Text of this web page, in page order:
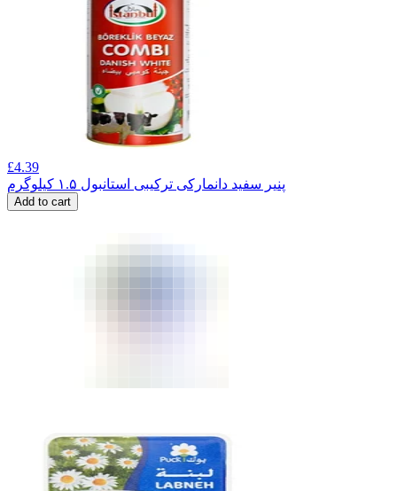
£4.39
پنیر سفید دانمارکی ترکیبی استانبول ۱.۵ کیلوگرم
Add to cart